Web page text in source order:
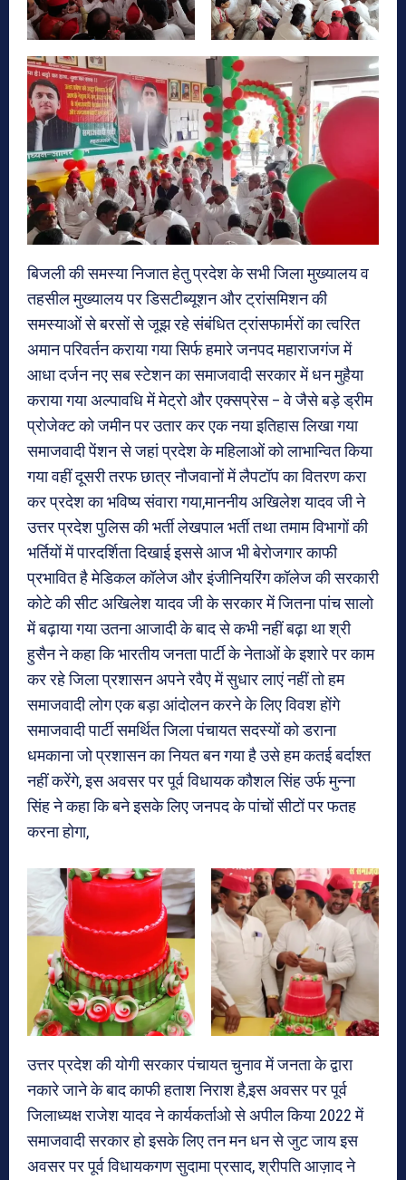
बिजली की समस्या निजात हेतु प्रदेश के सभी जिला मुख्यालय व
तहसील मुख्यालय पर डिसटीब्यूशन और ट्रांसमिशन की
समस्याओं से बरसों से जूझ रहे संबंधित ट्रांसफार्मरों का त्वरित
अमान परिवर्तन कराया गया सिर्फ हमारे जनपद महाराजगंज में
आधा दर्जन नए सब स्टेशन का समाजवादी सरकार में धन मुहैया
कराया गया अल्पावधि में मेट्रो और एक्सप्रेस – वे जैसे बड़े ड्रीम
प्रोजेक्ट को जमीन पर उतार कर एक नया इतिहास लिखा गया
समाजवादी पेंशन से जहां प्रदेश के महिलाओं को लाभान्वित किया
गया वहीं दूसरी तरफ छात्र नौजवानों में लैपटॉप का वितरण करा
कर प्रदेश का भविष्य संवारा गया,माननीय अखिलेश यादव जी ने
उत्तर प्रदेश पुलिस की भर्ती लेखपाल भर्ती तथा तमाम विभागों की
भर्तियों में पारदर्शिता दिखाई इससे आज भी बेरोजगार काफी
प्रभावित है मेडिकल कॉलेज और इंजीनियरिंग कॉलेज की सरकारी
कोटे की सीट अखिलेश यादव जी के सरकार में जितना पांच सालो
में बढ़ाया गया उतना आजादी के बाद से कभी नहीं बढ़ा था श्री
हुसैन ने कहा कि भारतीय जनता पार्टी के नेताओं के इशारे पर काम
कर रहे जिला प्रशासन अपने रवैए में सुधार लाएं नहीं तो हम
समाजवादी लोग एक बड़ा आंदोलन करने के लिए विवश होंगे
समाजवादी पार्टी समर्थित जिला पंचायत सदस्यों को डराना
धमकाना जो प्रशासन का नियत बन गया है उसे हम कतई बर्दाश्त
नहीं करेंगे, इस अवसर पर पूर्व विधायक कौशल सिंह उर्फ मुन्ना
सिंह ने कहा कि बने इसके लिए जनपद के पांचों सीटों पर फतह
करना होगा,
उत्तर प्रदेश की योगी सरकार पंचायत चुनाव में जनता के द्वारा
नकारे जाने के बाद काफी हताश निराश है,इस अवसर पर पूर्व
जिलाध्यक्ष राजेश यादव ने कार्यकर्ताओ से अपील किया 2022 में
समाजवादी सरकार हो इसके लिए तन मन धन से जुट जाय इस
अवसर पर पूर्व विधायकगण सुदामा प्रसाद, श्रीपति आज़ाद ने